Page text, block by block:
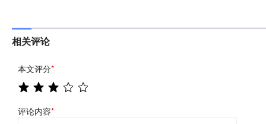
相关评论
本文评分*
评论内容*